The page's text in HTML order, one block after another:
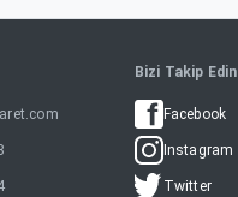
Bizi Takip Edin
Facebook
Instagram
Twitter